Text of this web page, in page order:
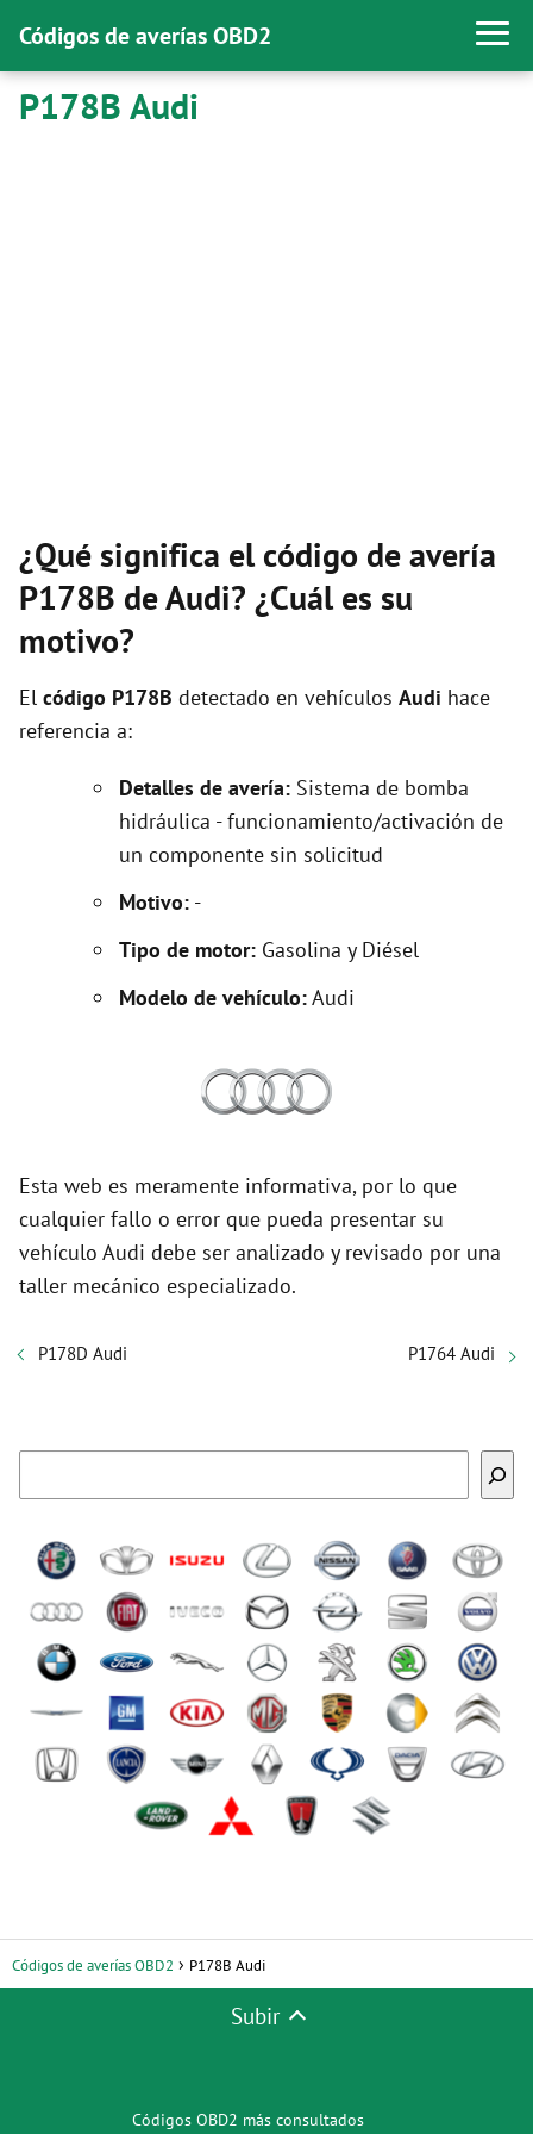
Códigos de averías OBD2
P178B Audi
¿Qué significa el código de avería
P178B de Audi? ¿Cuál es su
motivo?
El código P178B detectado en vehículos Audi hace
referencia a:
Detalles de avería: Sistema de bomba
hidráulica - funcionamiento/activación de
un componente sin solicitud
Motivo: -
Tipo de motor: Gasolina y Diésel
Modelo de vehículo:Audi
Esta web es meramente informativa, por lo que
cualquier fallo o error que pueda presentar su
vehículo Audi debe ser analizado y revisado por una
taller mecánico especializado.
P178D Audi P1764 Audi
Códigos de averías OBD2 P178B Audi
Subir
Códigos OBD2 más consultados